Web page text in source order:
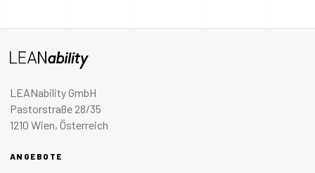
LEANability GmbH
Pastorstraße 28/35
1210 Wien, Österreich
ANGEBOTE